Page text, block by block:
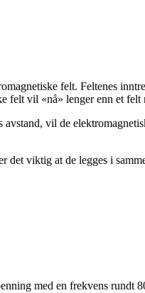
felt. Feltenes
felt vil «nå» lenger enn et felt
vil de
viktig at de legges i
med en frekvens rundt